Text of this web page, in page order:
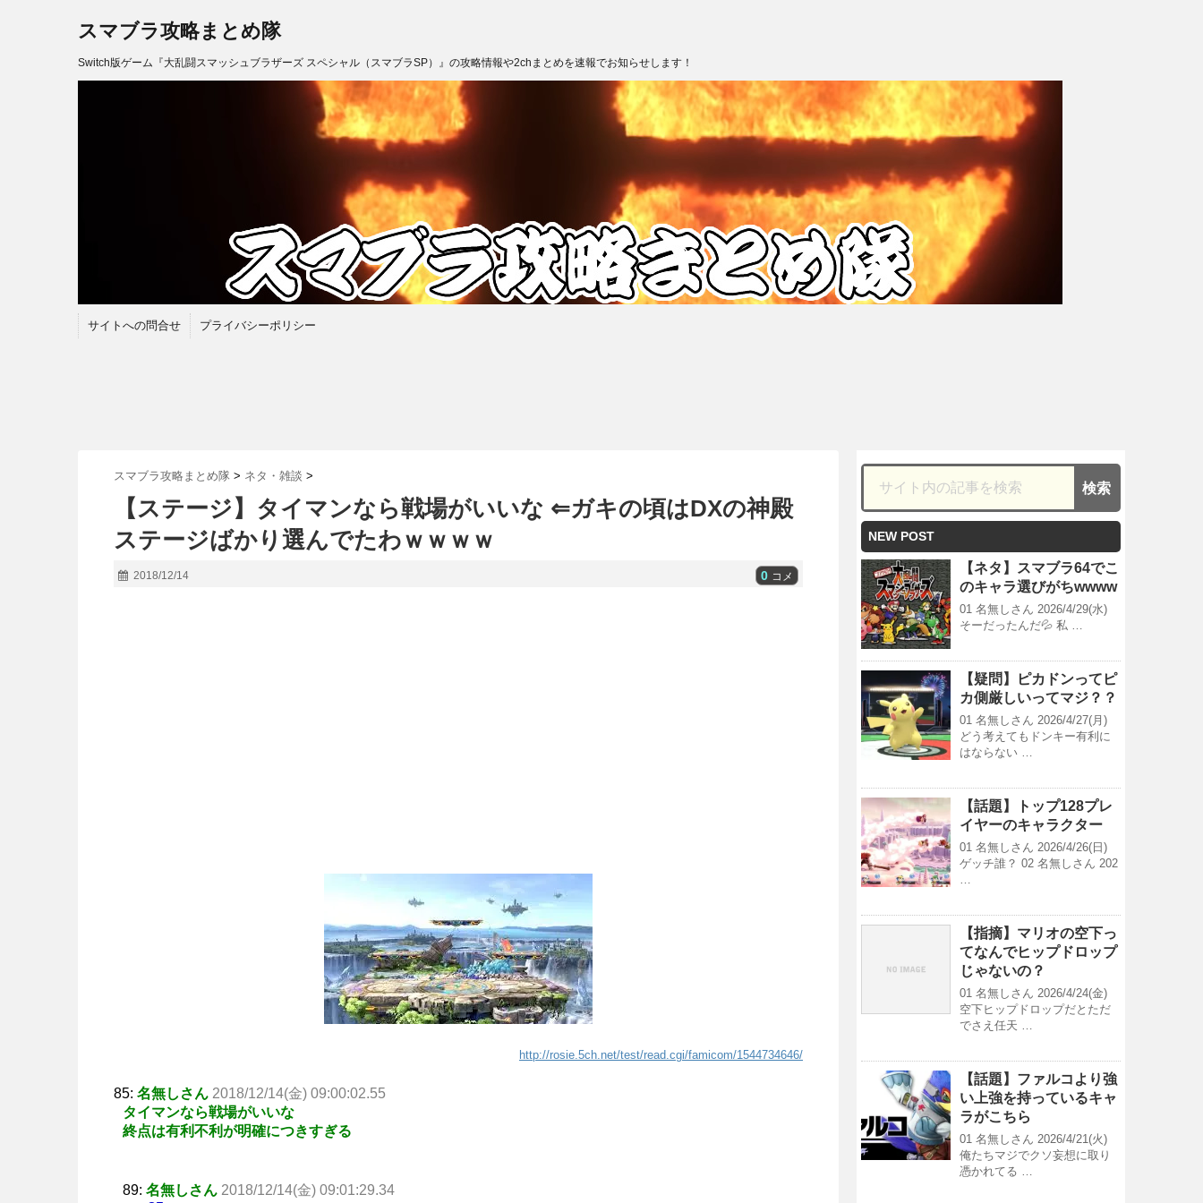
スマブラ攻略まとめ隊
Switch版ゲーム『大乱闘スマッシュブラザーズ スペシャル（スマブラSP）』の攻略情報や2chまとめを速報でお知らせします！
サイトへの問合せ プライバシーポリシー
スマブラ攻略まとめ隊 > ネタ・雑談 >
【ステージ】タイマンなら戦場がいいな ⇐ガキの頃はDXの神殿
ステージばかり選んでたわｗｗｗｗ
2018/12/14 0 コメ
http://rosie.5ch.net/test/read.cgi/famicom/1544734646/
85: 名無しさん 2018/12/14(金) 09:00:02.55
タイマンなら戦場がいいな
終点は有利不利が明確につきすぎる
89: 名無しさん 2018/12/14(金) 09:01:29.34
NEW POST
【ネタ】スマブラ64でこ
のキャラ選びがちwwww
01 名無しさん 2026/4/29(水)
そーだったんだ💦 私 …
【疑問】ピカドンってピ
カ側厳しいってマジ？？
01 名無しさん 2026/4/27(月)
どう考えてもドンキー有利に
はならない …
【話題】トップ128プレ
イヤーのキャラクター
01 名無しさん 2026/4/26(日)
ゲッチ誰？ 02 名無しさん 202
…
【指摘】マリオの空下っ
てなんでヒップドロップ
じゃないの？
01 名無しさん 2026/4/24(金)
空下ヒップドロップだとただ
でさえ任天 …
【話題】ファルコより強
い上強を持っているキャ
ラがこちら
01 名無しさん 2026/4/21(火)
俺たちマジでクソ妄想に取り
憑かれてる …